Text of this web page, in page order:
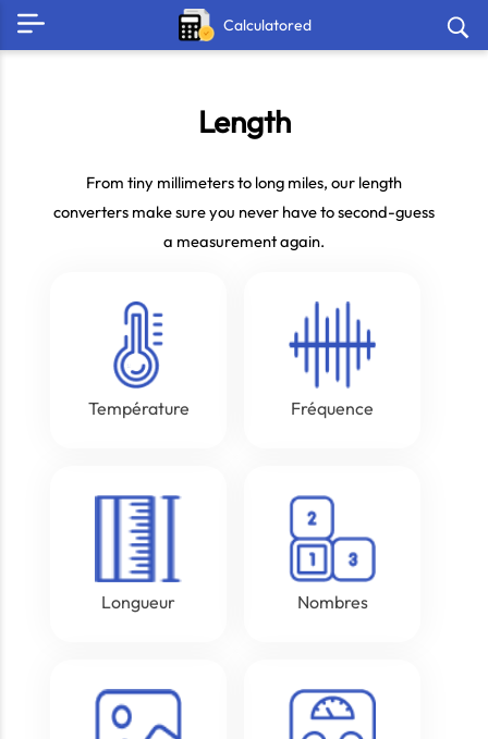
Calculatored
Length
From tiny millimeters to long miles, our length
converters make sure you never have to second-guess
a measurement again.
Température Fréquence
Longueur Nombres